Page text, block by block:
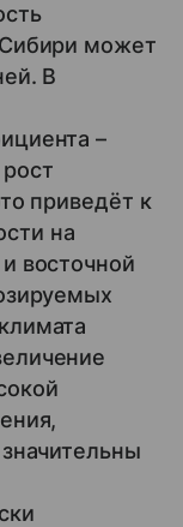
может
В
–
приведёт к
на
восточной